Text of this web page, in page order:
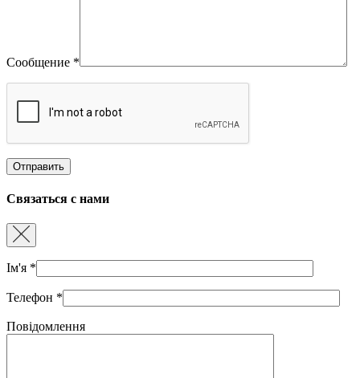
Сообщение *
Связаться с нами
Ім'я *
Телефон *
Повідомлення